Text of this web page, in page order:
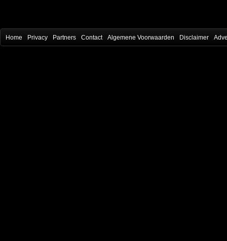
Home Privacy Partners Contact Algemene Voorwaarden Disclaimer